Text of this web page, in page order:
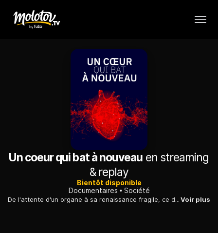
Un coeur qui bat à nouveau en streaming
& replay
Bientôt disponible
Documentaires
Société
De l'attente d'un organe à sa renaissance fragile, ce documentaire suit le parcours sur un fil d'un père de famille quarantenaire greffé du coeur.Voir plus